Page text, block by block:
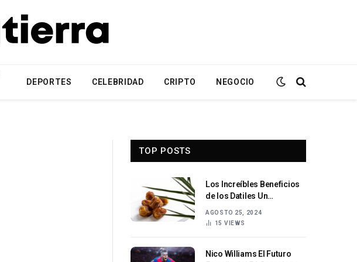
DEPORTES CELEBRIDAD CRIPTO NEGOCIO
TOP POSTS
Los Increíbles Beneficios
de los Datiles Un
AGOSTO 25, 2024
15 VIEWS
Nico Williams El Futuro